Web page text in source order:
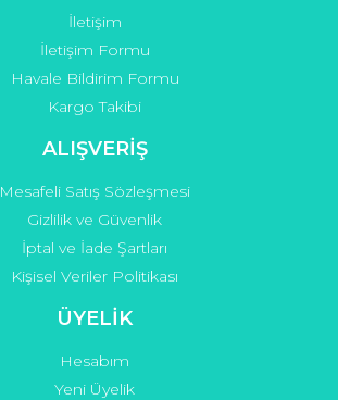
Gönder
İletişim
İletişim Formu
Havale Bildirim Formu
Kargo Takibi
ALIŞVERİŞ
Mesafeli Satış Sözleşmesi
Gizlilik ve Güvenlik
İptal ve İade Şartları
Kişisel Veriler Politikası
ÜYELİK
Hesabım
Yeni Üyelik